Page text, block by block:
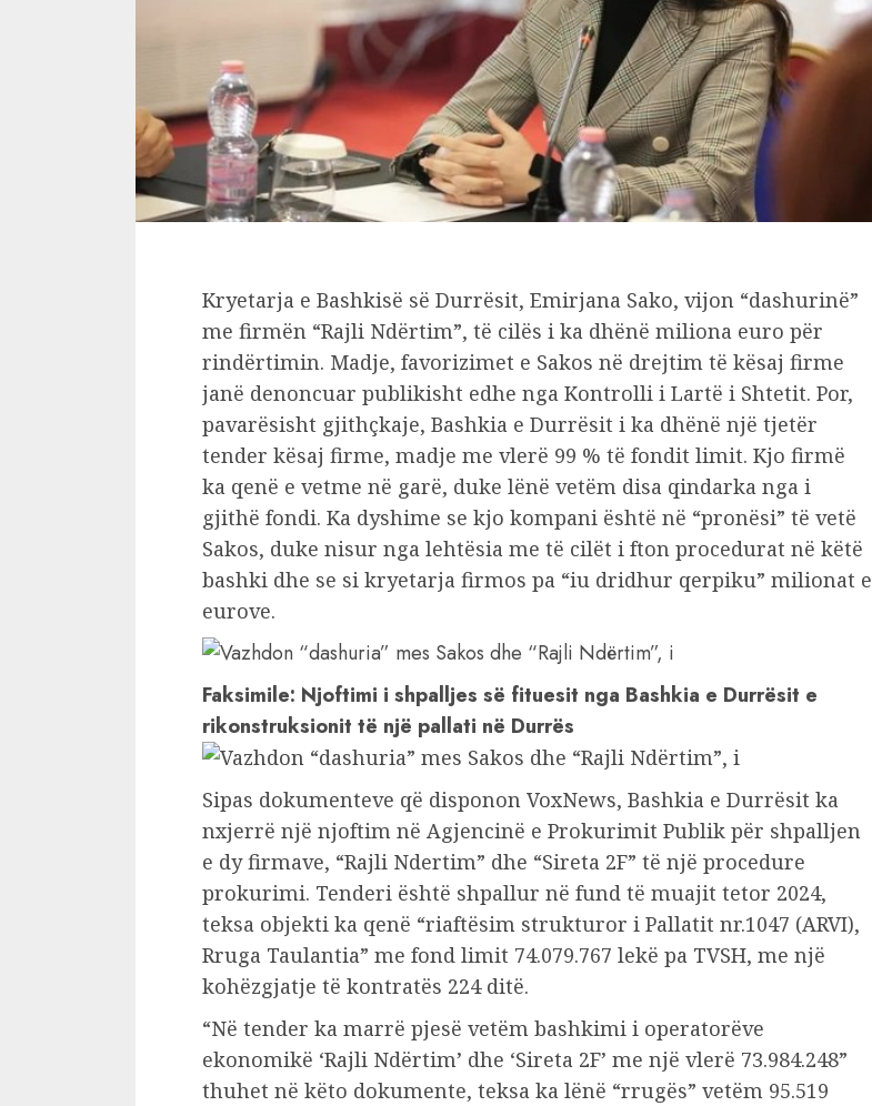
Kryetarja e Bashkisë së Durrësit, Emirjana Sako, vijon “dashurinë”
me firmën “Rajli Ndërtim”, të cilës i ka dhënë miliona euro për
rindërtimin. Madje, favorizimet e Sakos në drejtim të kësaj firme
janë denoncuar publikisht edhe nga Kontrolli i Lartë i Shtetit. Por,
pavarësisht gjithçkaje, Bashkia e Durrësit i ka dhënë një tjetër
tender kësaj firme, madje me vlerë 99 % të fondit limit. Kjo firmë
ka qenë e vetme në garë, duke lënë vetëm disa qindarka nga i
gjithë fondi. Ka dyshime se kjo kompani është në “pronësi” të vetë
Sakos, duke nisur nga lehtësia me të cilët i fton procedurat në këtë
bashki dhe se si kryetarja firmos pa “iu dridhur qerpiku” milionat e
eurove.
Faksimile: Njoftimi i shpalljes së fituesit nga Bashkia e Durrësit e
rikonstruksionit të një pallati në Durrës
Sipas dokumenteve që disponon VoxNews, Bashkia e Durrësit ka
nxjerrë një njoftim në Agjencinë e Prokurimit Publik për shpalljen
e dy firmave, “Rajli Ndertim” dhe “Sireta 2F” të një procedure
prokurimi. Tenderi është shpallur në fund të muajit tetor 2024,
teksa objekti ka qenë “riaftësim strukturor i Pallatit nr.1047 (ARVI),
Rruga Taulantia” me fond limit 74.079.767 lekë pa TVSH, me një
kohëzgjatje të kontratës 224 ditë.
“Në tender ka marrë pjesë vetëm bashkimi i operatorëve
ekonomikë ‘Rajli Ndërtim’ dhe ‘Sireta 2F’ me një vlerë 73.984.248”
thuhet në këto dokumente, teksa ka lënë “rrugës” vetëm 95.519